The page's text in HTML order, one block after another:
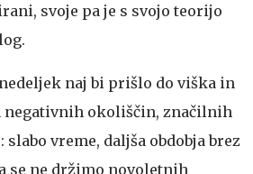
svoje pa je s svojo teorijo
naj bi prišlo do viška in
negativnih okoliščin, značilnih
slabo vreme, daljša obdobja brez
se ne držimo novoletnih